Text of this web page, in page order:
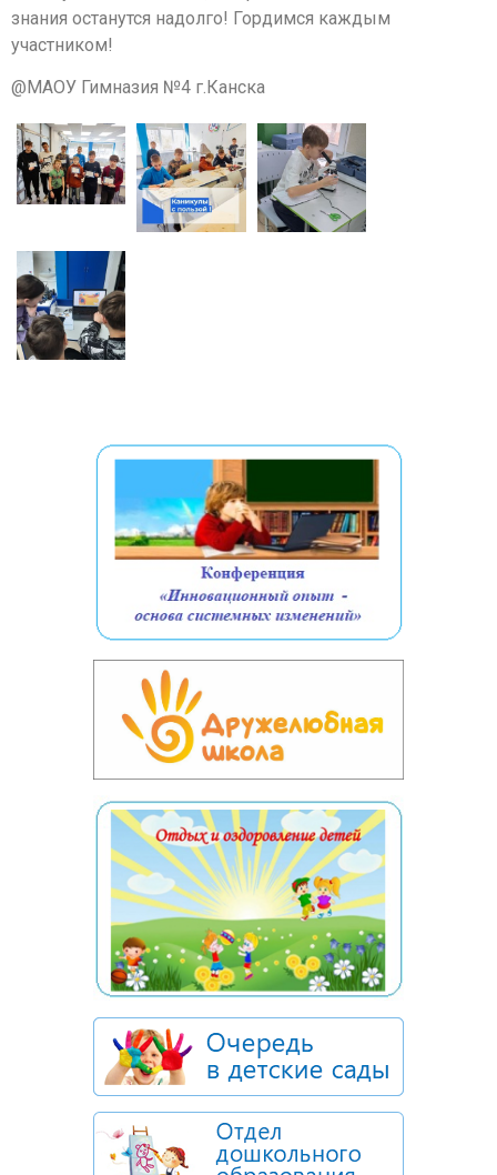
знания останутся надолго! Гордимся каждым
участником!
@МАОУ Гимназия №4 г.Канска